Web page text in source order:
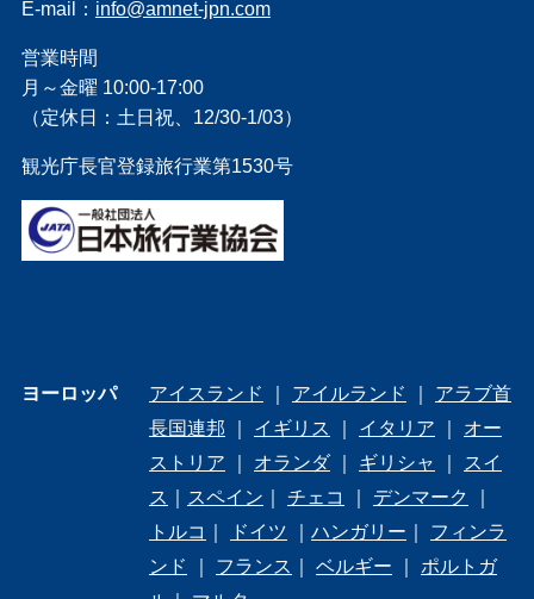
E-mail： info@amnet-jpn.com
営業時間
月～金曜 10:00-17:00
（定休日：土日祝、12/30-1/03）
観光庁長官登録旅行業第1530号
ヨーロッパ アイスランド ｜ アイルランド ｜ アラブ首
長国連邦 ｜ イギリス ｜ イタリア ｜ オー
ストリア ｜ オランダ｜ ギリシャ ｜
スイ
ス ｜ スペイン ｜ チェコ ｜ デンマーク
｜
トルコ ｜ ドイツ ｜ ハンガリー ｜ フィンラ
ンド
｜ フランス ｜ ベルギー ｜ ポルトガ